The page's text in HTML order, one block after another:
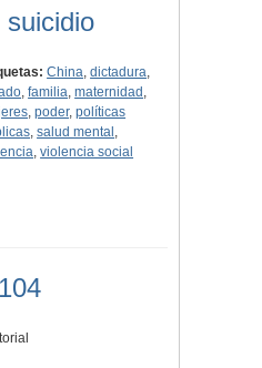
China,dictadura,
,familia,maternidad ,
,poder,políticas
,salud mental ,
,violencia social